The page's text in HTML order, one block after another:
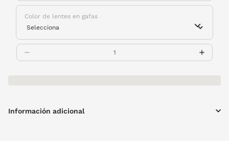
Color de lentes en gafas
Información adicional